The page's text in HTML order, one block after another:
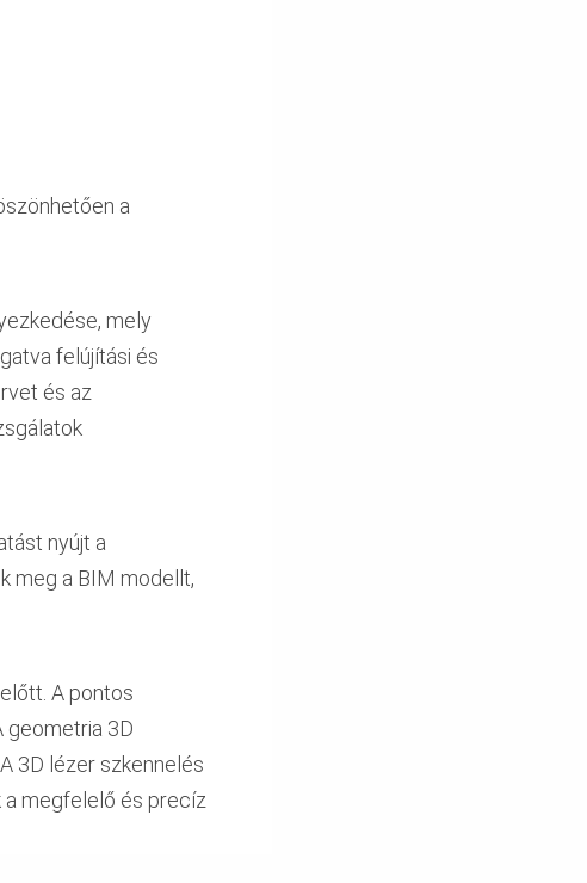
a
mely
felújítási és
és az
nyújt a
meg a BIM modellt,
A pontos
geometria 3D
3D lézer szkennelés
a megfelelő és precíz